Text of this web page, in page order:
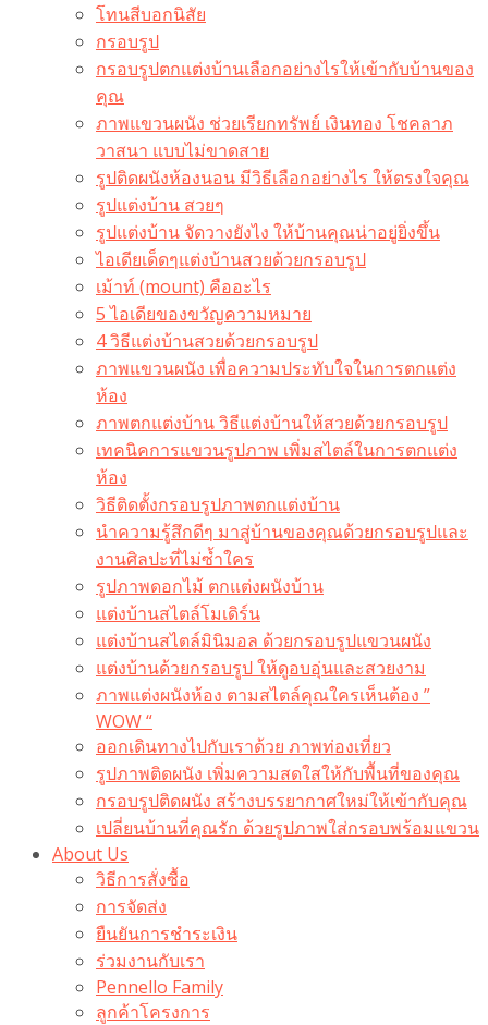
โทนสีบอกนิสัย
กรอบรูป
กรอบรูปตกแต่งบ้านเลือกอย่างไรให้เข้ากับบ้านของ
คุณ
ภาพแขวนผนัง ช่วยเรียกทรัพย์ เงินทอง โชคลาภ
วาสนา แบบไม่ขาดสาย
รูปติดผนังห้องนอน มีวิธีเลือกอย่างไร ให้ตรงใจคุณ
รูปแต่งบ้าน สวยๆ
รูปแต่งบ้าน จัดวางยังไง ให้บ้านคุณน่าอยู่ยิ่งขึ้น
ไอเดียเด็ดๆแต่งบ้านสวยด้วยกรอบรูป
เม้าท์ (mount) คืออะไร​
5 ไอเดียของขวัญความหมาย
4 วิธีแต่งบ้านสวยด้วยกรอบรูป
ภาพแขวนผนัง เพื่อความประทับใจในการตกแต่ง
ห้อง
ภาพตกแต่งบ้าน วิธีแต่งบ้านให้สวยด้วยกรอบรูป
เทคนิคการแขวนรูปภาพ เพิ่มสไตล์ในการตกแต่ง
ห้อง
วิธีติดตั้งกรอบรูปภาพตกแต่งบ้าน
นำความรู้สึกดีๆ มาสู่บ้านของคุณด้วยกรอบรูปและ
งานศิลปะที่ไม่ซ้ำใคร
รูปภาพดอกไม้ ตกแต่งผนังบ้าน
แต่งบ้านสไตล์โมเดิร์น
แต่งบ้านสไตล์มินิมอล ด้วยกรอบรูปแขวนผนัง
แต่งบ้านด้วยกรอบรูป ให้ดูอบอุ่นและสวยงาม
ภาพแต่งผนังห้อง ตามสไตล์คุณใครเห็นต้อง ”
WOW “
ออกเดินทางไปกับเราด้วย ภาพท่องเที่ยว
รูปภาพติดผนัง เพิ่มความสดใสให้กับพื้นที่ของคุณ
กรอบรูปติดผนัง สร้างบรรยากาศใหม่ให้เข้ากับคุณ
เปลี่ยนบ้านที่คุณรัก ด้วยรูปภาพใส่กรอบพร้อมแขวน​
About Us
วิธีการสั่งซื้อ
การจัดส่ง
ยืนยันการชำระเงิน
ร่วมงานกับเรา
Pennello Family
ลูกค้าโครงการ